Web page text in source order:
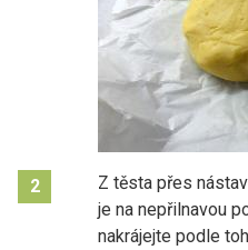
2
Z těsta přes
je na nepřilnavou
nakrájejte podle